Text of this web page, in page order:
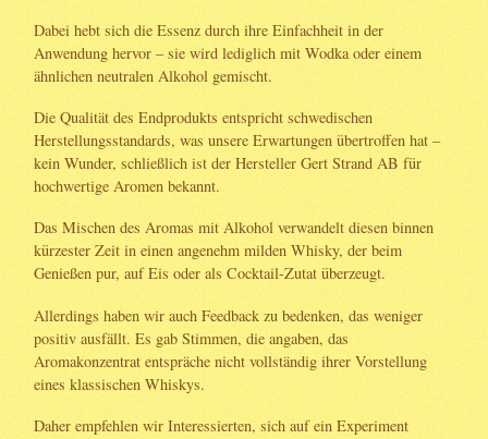
Dabei hebt sich die Essenz durch ihre Einfachheit in der
Anwendung hervor – sie wird lediglich mit Wodka oder einem
ähnlichen neutralen Alkohol gemischt.
Die Qualität des Endprodukts entspricht schwedischen
Herstellungsstandards, was unsere Erwartungen übertroffen hat –
kein Wunder, schließlich ist der Hersteller Gert Strand AB für
hochwertige Aromen bekannt.
Das Mischen des Aromas mit Alkohol verwandelt diesen binnen
kürzester Zeit in einen angenehm milden Whisky, der beim
Genießen pur, auf Eis oder als Cocktail-Zutat überzeugt.
Allerdings haben wir auch Feedback zu bedenken, das weniger
positiv ausfällt. Es gab Stimmen, die angaben, das
Aromakonzentrat entspräche nicht vollständig ihrer Vorstellung
eines klassischen Whiskys.
Daher empfehlen wir Interessierten, sich auf ein Experiment